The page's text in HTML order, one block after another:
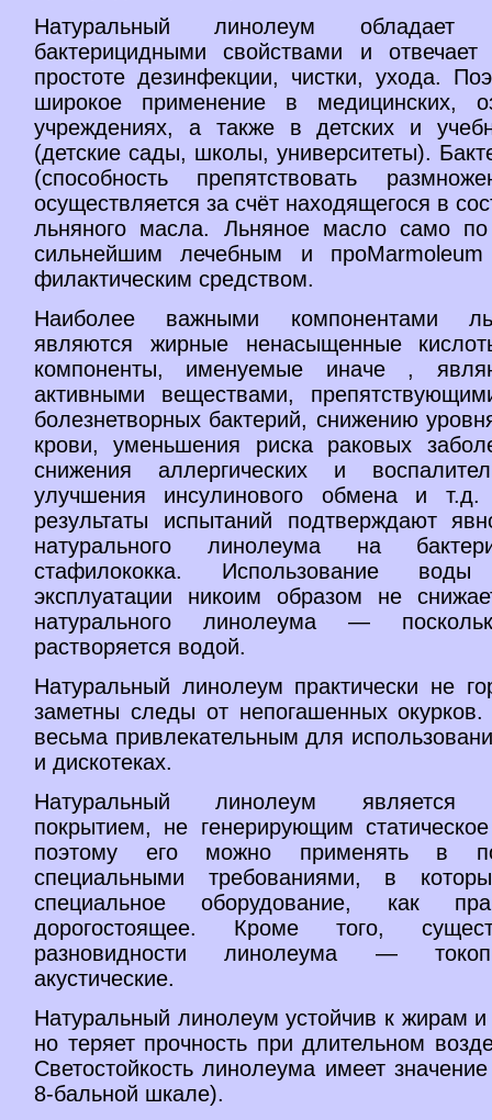
Натуральный линолеум обладает
бактерицидными свойствами и
простоте дезинфекции, чистки, ухода.
широкое применение в медицинских,
учреждениях, а также в детских и
(детские сады, школы, университеты).
(способность препятствовать
осуществляется за счёт находящегося в
льняного масла. Льняное масло само по
сильнейшим лечебным и
филактическим средством.
Наиболее важными компонентами
являются жирные ненасыщенные
компоненты, именуемые иначе ,
активными веществами,
болезнетворных бактерий, снижению
крови, уменьшения риска раковых
снижения аллергических и
улучшения инсулинового обмена и
результаты испытаний подтверждают
натурального линолеума на
стафилококка. Использование
эксплуатации никоим образом не
натурального линолеума —
растворяется водой.
Натуральный линолеум практически не
заметны следы от непогашенных
весьма привлекательным для
и дискотеках.
Натуральный линолеум является
покрытием, не генерирующим статическое
поэтому его можно применять в
специальными требованиями, в
специальное оборудование, как
дорогостоящее. Кроме того,
разновидности линолеума —
акустические.
Натуральный линолеум устойчив к жирам и
но теряет прочность при длительном
Светостойкость линолеума имеет
8-бальной шкале).